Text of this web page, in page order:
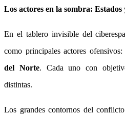
Los actores en la sombra:
En el tablero invisible del
como principales actores ofensivos:
del Norte. Cada uno con
distintas.
Los grandes contornos del